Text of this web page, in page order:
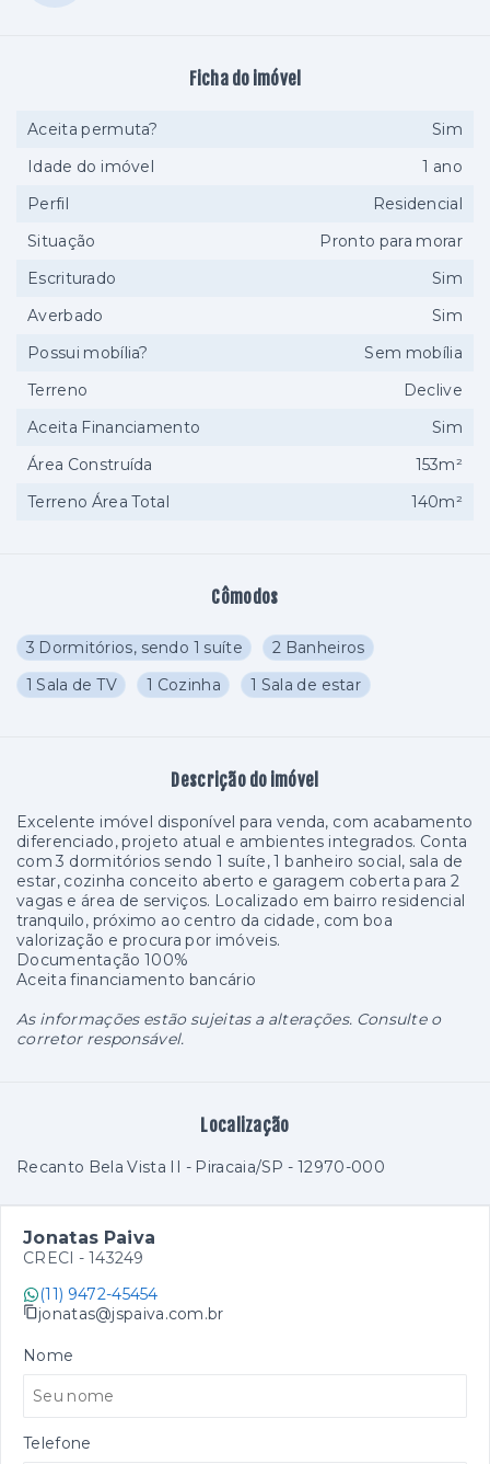
Cômodos
3 Dormitórios, sendo 1 suíte
2 Banheiros
1 Sala de TV
1 Cozinha 1 Sala de estar
Descrição do imóvel
Excelente imóvel disponível para venda, com acabamento
diferenciado, projeto atual e ambientes integrados. Conta
com 3 dormitórios sendo 1 suíte, 1 banheiro social, sala de
estar, cozinha conceito aberto e garagem coberta para 2
vagas e área de serviços. Localizado em bairro residencial
tranquilo, próximo ao centro da cidade, com boa
valorização e procura por imóveis.
Documentação 100%
Aceita financiamento bancário
As informações estão sujeitas a alterações. Consulte o
corretor responsável.
Localização
Recanto Bela Vista II - Piracaia/SP - 12970-000
Ficha do imóvel
Aceita permuta?
Sim
Idade do imóvel
1 ano
Perfil
Residencial
Situação
Pronto para morar
Escriturado
Sim
Averbado
Sim
Possui mobília?
Sem mobília
Terreno
Declive
Aceita Financiamento
Sim
Área Construída
153m²
Terreno Área Total
140m²
Jonatas Paiva
CRECI - 143249
(11) 9472-45454
jonatas@jspaiva.com.br
Nome
Telefone